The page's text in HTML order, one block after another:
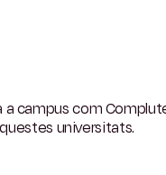
a campus com
universitats.